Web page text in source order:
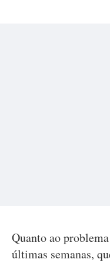
Quanto ao
últimas semanas,